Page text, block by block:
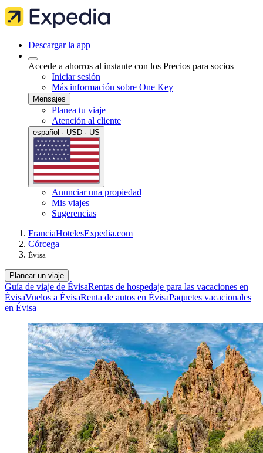
Descargar la app
Accede a ahorros al instante con los Precios para socios
Iniciar sesión
Más información sobre One Key
Mensajes
Planea tu viaje
Atención al cliente
español · USD · US
Anunciar una propiedad
Mis viajes
Sugerencias
FranciaHotelesExpedia.com
Córcega
Évisa
Planear un viaje
Guía de viaje de ÉvisaRentas de hospedaje para las vacaciones en
ÉvisaVuelos a ÉvisaRenta de autos en ÉvisaPaquetes vacacionales
en Évisa